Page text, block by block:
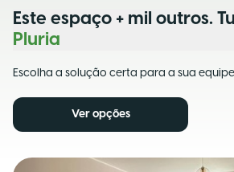
Este espaço + mil outros.
Pluria
Escolha a solução certa para a sua
Ver opções